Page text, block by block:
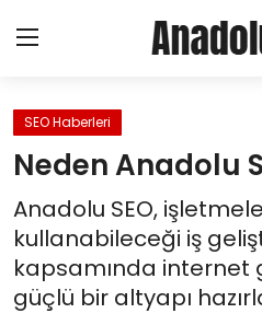
Ana Sayfa
About Creating a Profile
Haberler
Hizmetler
SEO Haberleri
Neden Anadolu
Anadolu SEO,
kullanabileceği iş
kapsamında internet
güçlü bir altyapı